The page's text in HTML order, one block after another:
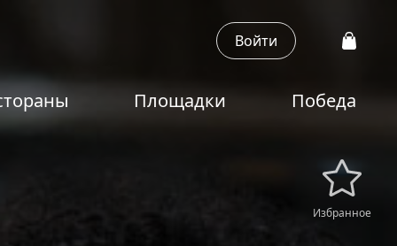
Войти
Площадки Победа
Избранное